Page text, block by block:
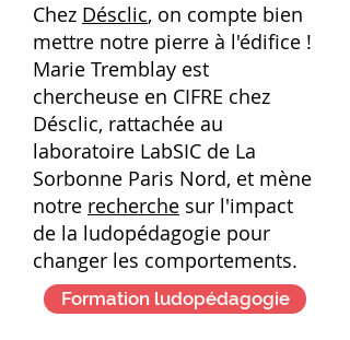
Chez Désclic, on compte bien
mettre notre pierre à l'édifice !
Marie Tremblay est
chercheuse en CIFRE chez
Désclic, rattachée au
laboratoire LabSIC de La
Sorbonne Paris Nord, et mène
notre recherche sur l'impact
de la ludopédagogie pour
changer les comportements.
Formation ludopédagogie